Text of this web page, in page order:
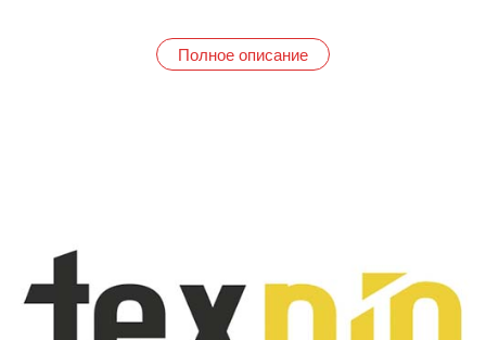
стремимся к максимальному комфорту в процессе
профессионального использования, понимая, насколько
создавать инструмент, отвечающий самым высоким
стандартам качества. Мы проводим тщательную проверку
качества на всех этапах производства, гарантируя
безупречность каждого инструмента. Наши инструменты
Полное описание